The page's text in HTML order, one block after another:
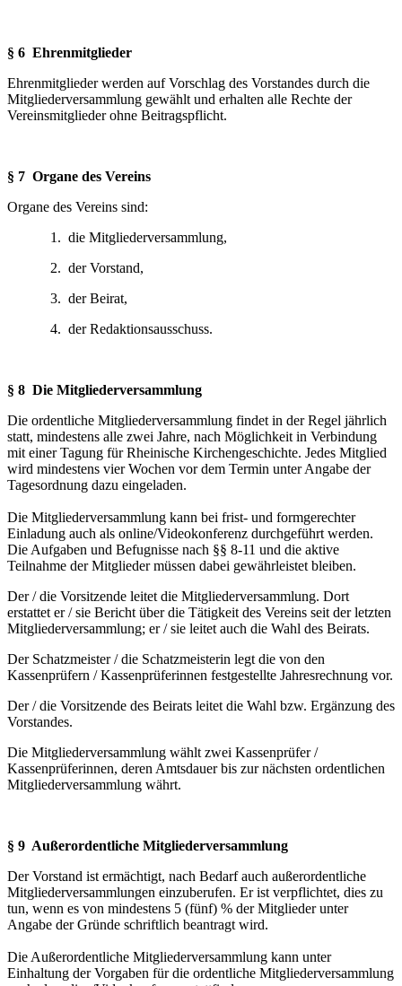
§ 6 Ehrenmitglieder
Ehrenmitglieder werden auf Vorschlag des Vorstandes durch die
Mitgliederversammlung ge­wählt und erhalten alle Rechte der
Vereinsmitglieder ohne Beitragspflicht.
§ 7 Organe des Vereins
Organe des Vereins sind:
1. die Mitgliederversammlung,
2. der Vorstand,
3. der Beirat,
4. der Redaktionsausschuss.
§ 8 Die Mitgliederversammlung
Die ordentliche Mitgliederversammlung findet in der Regel jährlich
statt, mindestens alle zwei Jahre, nach Möglichkeit in Verbindung
mit einer Tagung für Rheinische Kirchengeschichte. Jedes Mitglied
wird mindestens vier Wochen vor dem Termin unter Angabe der
Tagesordnung dazu eingeladen.
Die Mitgliederversammlung kann bei frist- und formgerechter
Einladung auch als online/Videokonferenz durchgeführt werden.
Die Aufgaben und Befugnisse nach §§ 8-11 und die aktive
Teilnahme der Mitglieder müssen dabei gewährleistet bleiben.
Der / die Vorsitzende leitet die Mitgliederversammlung. Dort
erstattet er / sie Bericht über die Tätigkeit des Vereins seit der letzten
Mitgliederversammlung; er / sie leitet auch die Wahl des Beirats.
Der Schatzmeister / die Schatzmeisterin legt die von den
Kassenprüfern / Kassenprüferinnen festgestellte Jahresrechnung vor.
Der / die Vorsitzende des Beirats leitet die Wahl bzw. Ergänzung des
Vorstandes.
Die Mitgliederversammlung wählt zwei Kassenprüfer /
Kassenprüferinnen, deren Amtsdauer bis zur nächsten ordentlichen
Mitgliederversammlung währt.
§ 9 Außerordentliche Mitgliederversammlung
Der Vorstand ist ermächtigt, nach Bedarf auch außerordentliche
Mitgliederversammlungen einzuberufen. Er ist verpflichtet, dies zu
tun, wenn es von mindestens 5 (fünf) % der Mitglie­der unter
Angabe der Gründe schriftlich beantragt wird.
Die Außerordentliche Mitgliederversammlung kann unter
Einhaltung der Vorgaben für die ordentliche Mitgliederversammlung